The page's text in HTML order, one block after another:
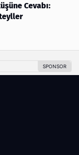
Cevabı: